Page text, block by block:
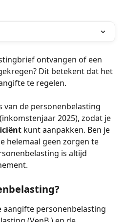
ontvangen of een
Dit betekent dat het
te regelen.
2025), zodat je
kunt aanpakken. Ben je
helemaal geen zorgen te
is altijd
aangifte personenbelasting